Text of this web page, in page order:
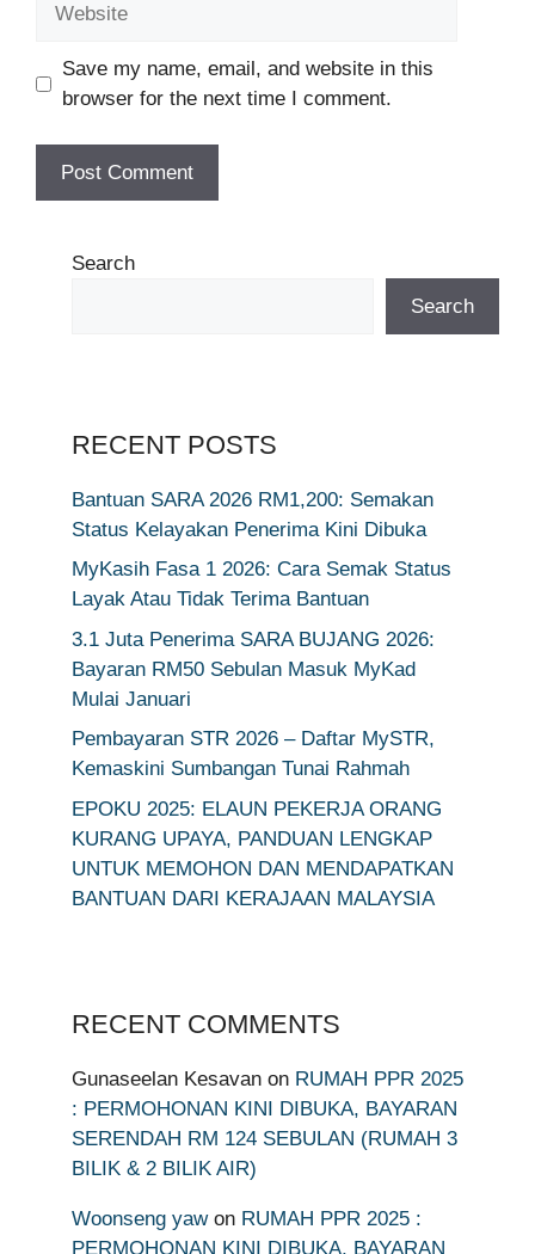
Save my name, email, and website in this
browser for the next time I comment.
Search
Search
RECENT POSTS
Bantuan SARA 2026 RM1,200: Semakan
Status Kelayakan Penerima Kini Dibuka
MyKasih Fasa 1 2026: Cara Semak Status
Layak Atau Tidak Terima Bantuan
3.1 Juta Penerima SARA BUJANG 2026:
Bayaran RM50 Sebulan Masuk MyKad
Mulai Januari
Pembayaran STR 2026 – Daftar MySTR,
Kemaskini Sumbangan Tunai Rahmah
EPOKU 2025: ELAUN PEKERJA ORANG
KURANG UPAYA, PANDUAN LENGKAP
UNTUK MEMOHON DAN MENDAPATKAN
BANTUAN DARI KERAJAAN MALAYSIA
RECENT COMMENTS
Gunaseelan Kesavan on RUMAH PPR 2025
: PERMOHONAN KINI DIBUKA, BAYARAN
SERENDAH RM 124 SEBULAN (RUMAH 3
BILIK & 2 BILIK AIR)
Woonseng yawon RUMAH PPR 2025 :
PERMOHONAN KINI DIBUKA, BAYARAN